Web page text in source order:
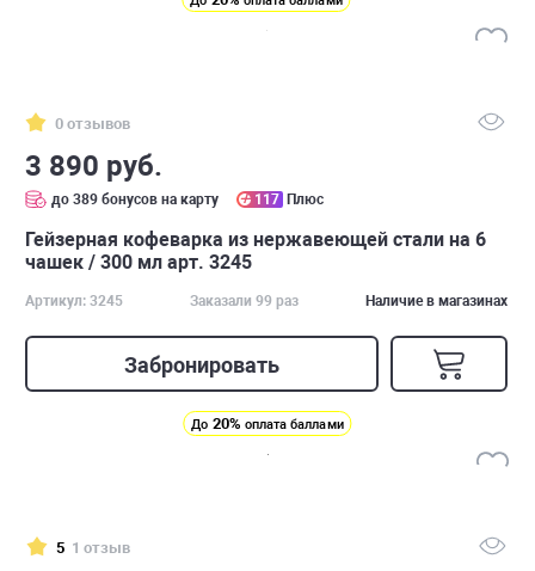
0 отзывов
3 890 руб.
до 389 бонусов на карту 117 Плюс
Гейзерная кофеварка из нержавеющей стали на 6
чашек / 300 мл арт. 3245
Артикул: 3245 Заказали 99 раз Наличие в магазинах
Забронировать
До 20% оплата баллами
5 1 отзыв